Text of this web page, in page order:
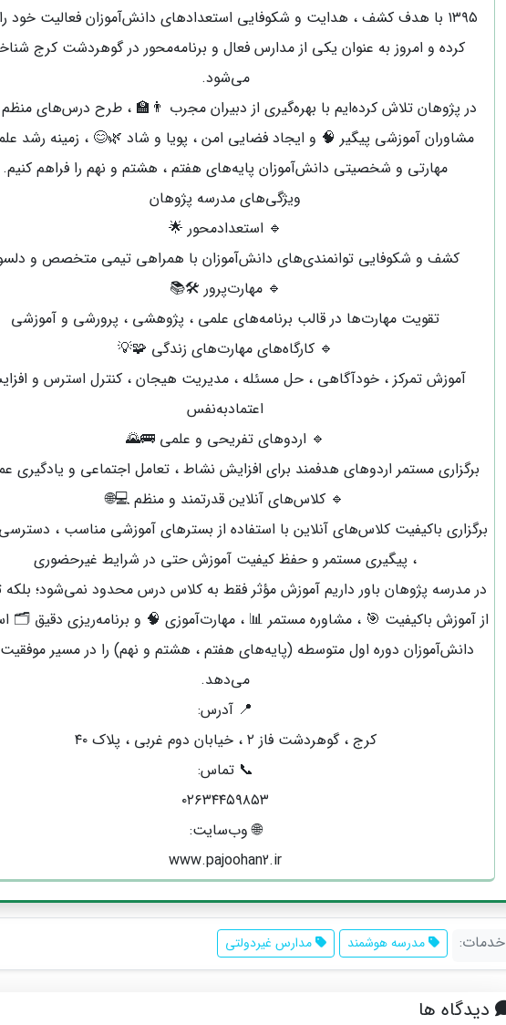
۱۳۹۵ با هدف کشف ، هدایت و شکوفایی استعدادهای دانش‌آموزان فعالیت خود
کرده و امروز به عنوان یکی از مدارس فعال و برنامه‌محور در گوهردشت کرج
می‌شود.
در پژوهان تلاش کرده‌ایم با بهره‌گیری از دبیران مجرب 👨‍🏫 ، طرح درس‌های
مشاوران آموزشی پیگیر 🧠 و ایجاد فضایی امن ، پویا و شاد 🌿😊 ، زمینه رشد
مهارتی و شخصیتی دانش‌آموزان پایه‌های هفتم ، هشتم و نهم را فراهم کنیم.
ویژگی‌های مدرسه پژوهان
🔹 استعدادمحور 🌟
کشف و شکوفایی توانمندی‌های دانش‌آموزان با همراهی تیمی متخصص و
🔹 مهارت‌پرور 🛠️📚
تقویت مهارت‌ها در قالب برنامه‌های علمی ، پژوهشی ، پرورشی و آموزشی
🔹 کارگاه‌های مهارت‌های زندگی 🧩💡
آموزش تمرکز ، خودآگاهی ، حل مسئله ، مدیریت هیجان ، کنترل استرس و
اعتمادبه‌نفس
🔹 اردوهای تفریحی و علمی 🚌🌄
برگزاری مستمر اردوهای هدفمند برای افزایش نشاط ، تعامل اجتماعی و یادگیری
🔹 کلاس‌های آنلاین قدرتمند و منظم 💻🌐
برگزاری باکیفیت کلاس‌های آنلاین با استفاده از بسترهای آموزشی مناسب ،
، پیگیری مستمر و حفظ کیفیت آموزش حتی در شرایط غیرحضوری
در مدرسه پژوهان باور داریم آموزش مؤثر فقط به کلاس درس محدود نمی‌شود؛ بلکه
از آموزش باکیفیت 🎯 ، مشاوره مستمر 📊 ، مهارت‌آموزی 🧠 و برنامه‌ریزی دقیق 🗂️
دانش‌آموزان دوره اول متوسطه (پایه‌های هفتم ، هشتم و نهم) را در مسیر موفقیت
می‌دهد.
📍 آدرس:
کرج ، گوهردشت فاز ۲ ، خیابان دوم غربی ، پلاک ۴۰
📞 تماس:
۰۲۶۳۴۴۵۹۸۵۳
🌐 وب‌سایت:
www.pajoohan2.ir
خدمات: مدرسه هوشمند مدارس غیردولتی
دیدگاه ها